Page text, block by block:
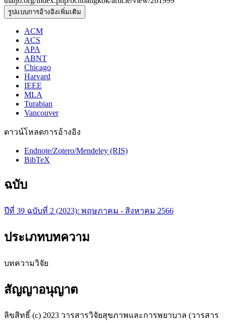
รูปแบบการอ้างอิงเพิ่มเติม
ACM
ACS
APA
ABNT
Chicago
Harvard
IEEE
MLA
Turabian
Vancouver
ดาวน์โหลดการอ้างอิง
Endnote/Zotero/Mendeley (RIS)
BibTeX
ฉบับ
ปีที่ 39 ฉบับที่ 2 (2023): พฤษภาคม - สิงหาคม 2566
ประเภทบทความ
บทความวิจัย
สัญญาอนุญาต
ลิขสิทธิ์ (c) 2023 วารสารวิจัยสุขภาพและการพยาบาล (วารสาร